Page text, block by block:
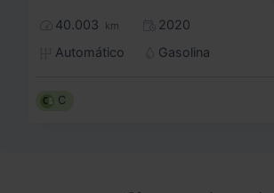
40.003 km
2020
Automático
Gasolina
C